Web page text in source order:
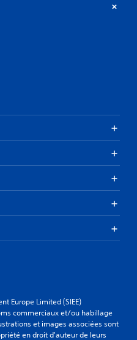
Europe Limited (SIEE)
commerciaux et/ou habillage
et images associées sont
en droit d'auteur de leurs